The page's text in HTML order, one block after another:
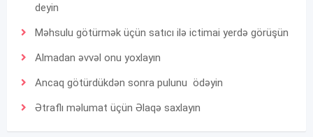
deyin
Məhsulu götürmək üçün satıcı ilə ictimai yerdə görüşün
Almadan əvvəl onu yoxlayın
Ancaq götürdükdən sonra pulunu ödəyin
Ətraflı məlumat üçün Əlaqə saxlayın